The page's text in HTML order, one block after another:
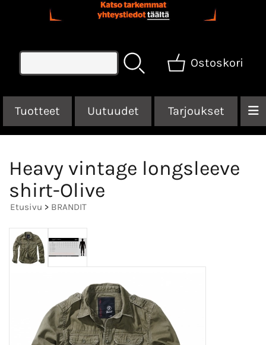
Ostoskori
Tuotteet Uutuudet Tarjoukset
Heavy vintage longsleeve
shirt-Olive
Etusivu > BRANDIT